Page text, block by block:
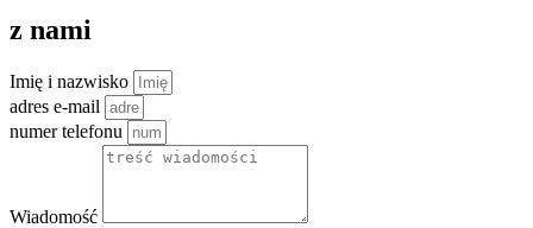
z nami
Imię i nazwisko
adres e-mail
numer telefonu
Wiadomość